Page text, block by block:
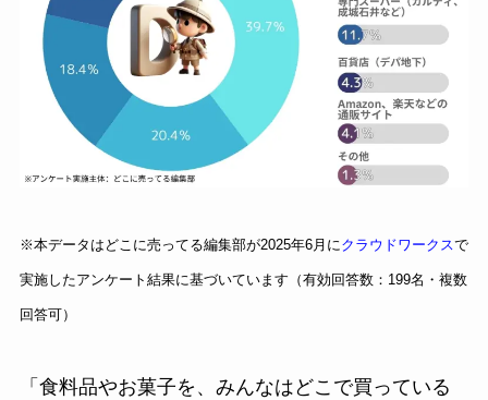
※本データはどこに売ってる編集部が2025年6月にクラウドワークスで
実施したアンケート結果に基づいています（有効回答数：199名・複数
回答可）
「食料品やお菓子を、みんなはどこで買っている